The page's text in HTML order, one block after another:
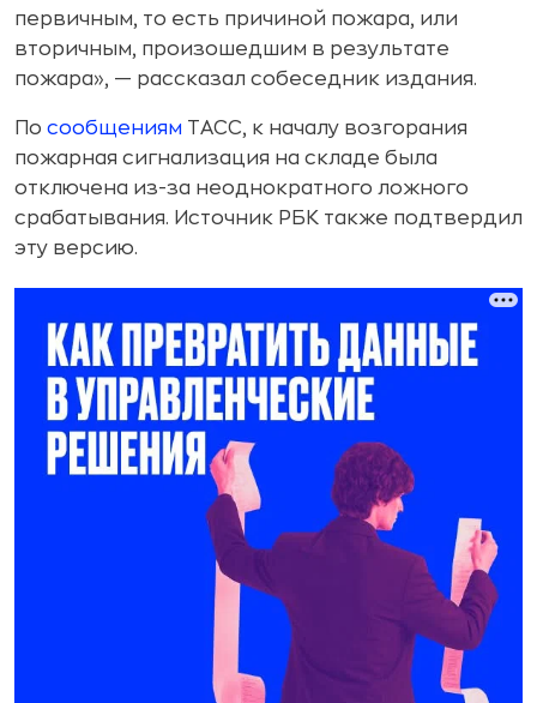
первичным, то есть причиной пожара, или
вторичным, произошедшим в результате
пожара», — рассказал собеседник издания.
По сообщениям ТАСС, к началу возгорания
пожарная сигнализация на складе была
отключена из-за неоднократного ложного
срабатывания. Источник РБК также подтвердил
эту версию.